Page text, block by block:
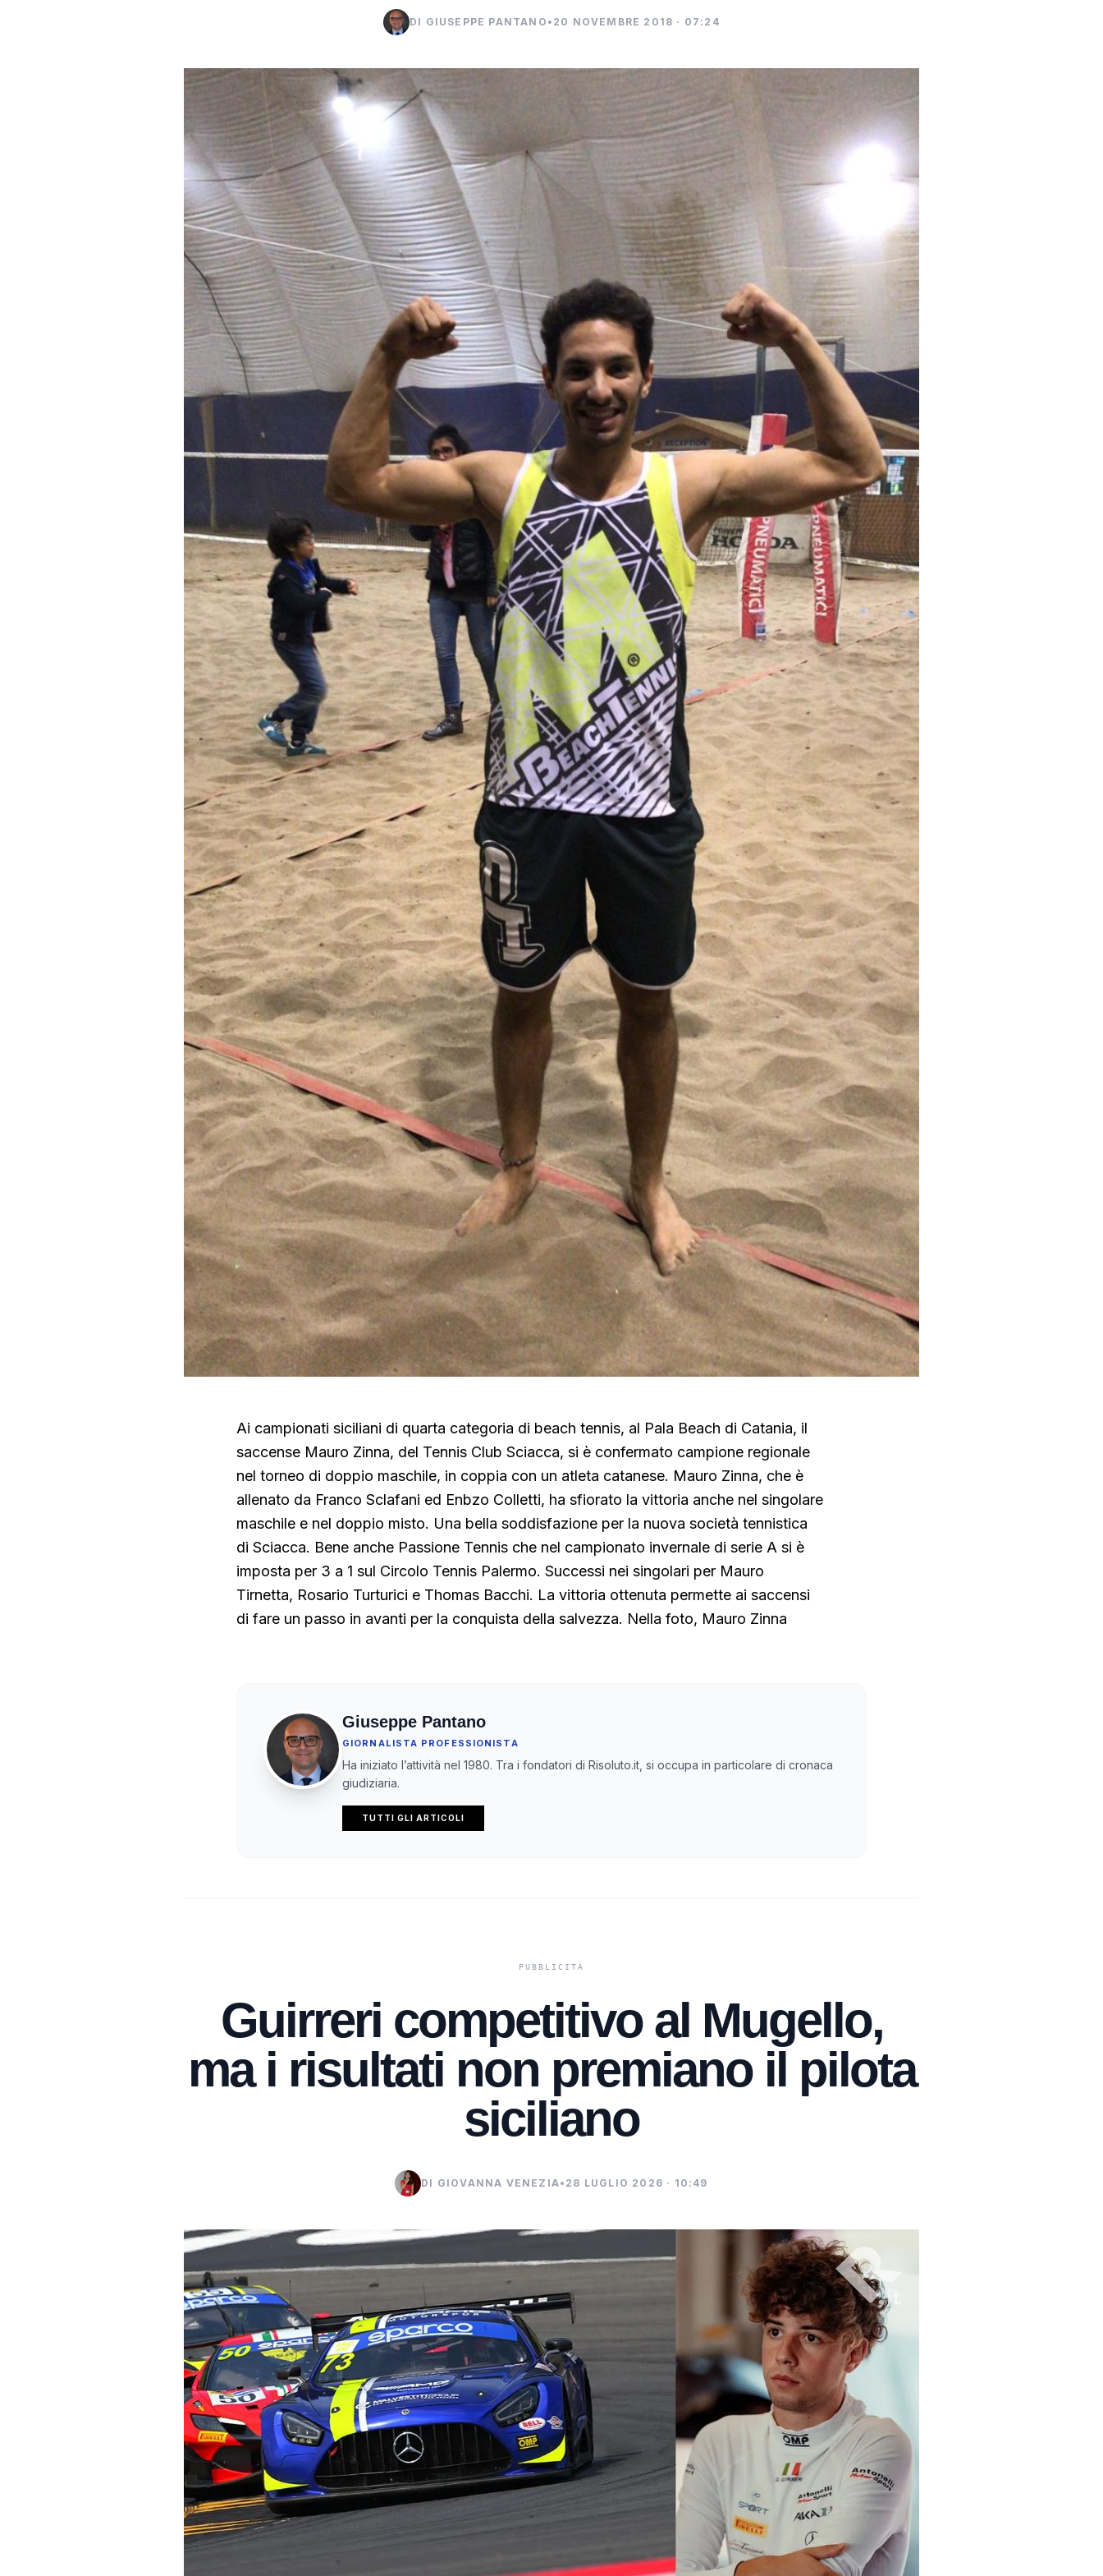
DI GIUSEPPE PANTANO • 20 NOVEMBRE 2018 · 07:24
Ai campionati siciliani di quarta categoria di beach tennis, al Pala Beach di Catania, il
saccense Mauro Zinna, del Tennis Club Sciacca, si è confermato campione regionale
nel torneo di doppio maschile, in coppia con un atleta catanese. Mauro Zinna, che è
allenato da Franco Sclafani ed Enbzo Colletti, ha sfiorato la vittoria anche nel singolare
maschile e nel doppio misto. Una bella soddisfazione per la nuova società tennistica
di Sciacca. Bene anche Passione Tennis che nel campionato invernale di serie A si è
imposta per 3 a 1 sul Circolo Tennis Palermo. Successi nei singolari per Mauro
Tirnetta, Rosario Turturici e Thomas Bacchi. La vittoria ottenuta permette ai saccensi
di fare un passo in avanti per la conquista della salvezza. Nella foto, Mauro Zinna
Giuseppe Pantano
GIORNALISTA PROFESSIONISTA
Ha iniziato l’attività nel 1980. Tra i fondatori di Risoluto.it, si occupa in particolare di cronaca
giudiziaria.
TUTTI GLI ARTICOLI
Guirreri competitivo al Mugello,
ma i risultati non premiano il pilota
siciliano
DI GIOVANNA VENEZIA• 28 LUGLIO 2026 · 10:49